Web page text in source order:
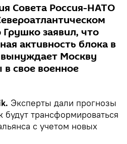
Совета Россия-НАТО
заявил, что
активность блока в
Москву
свое военное
Эксперты дали прогнозы
будут трансформироваться
с учетом новых